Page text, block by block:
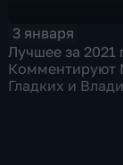
3 января
Лучшее за 2021
Комментируют
Гладких и